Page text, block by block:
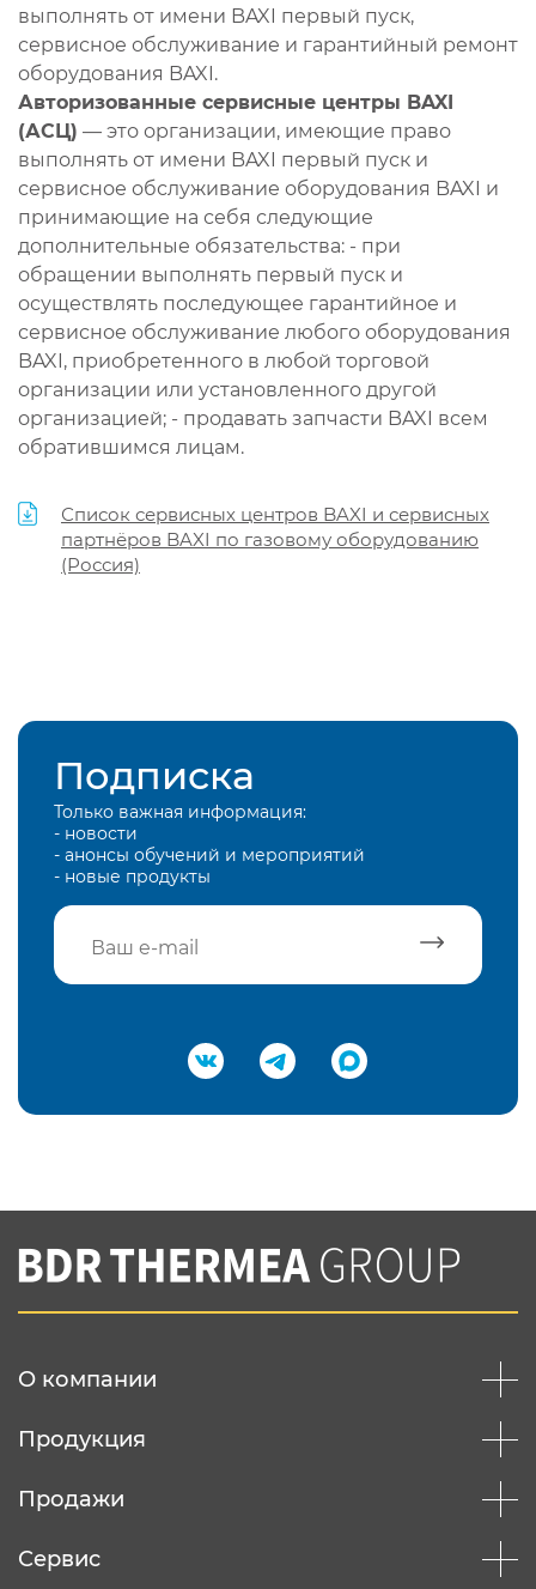
выполнять от имени BAXI первый пуск,
сервисное обслуживание и гарантийный ремонт
оборудования BAXI.
Авторизованные сервисные центры BAXI
(АСЦ) — это организации, имеющие право
выполнять от имени BAXI первый пуск и
сервисное обслуживание оборудования BAXI и
принимающие на себя следующие
дополнительные обязательства: - при
обращении выполнять первый пуск и
осуществлять последующее гарантийное и
сервисное обслуживание любого оборудования
BAXI, приобретенного в любой торговой
организации или установленного другой
организацией; - продавать запчасти BAXI всем
обратившимся лицам.
Список сервисных центров BAXI и сервисных
партнёров BAXI по газовому оборудованию
(Россия)
Подписка
Только важная информация:
- новости
- анонсы обучений и мероприятий
- новые продукты
Подтвердить e-mail
Вы соглашаетесь с нашей политикой
конфеденциальности
О компании
Продукция
Продажи
Сервис